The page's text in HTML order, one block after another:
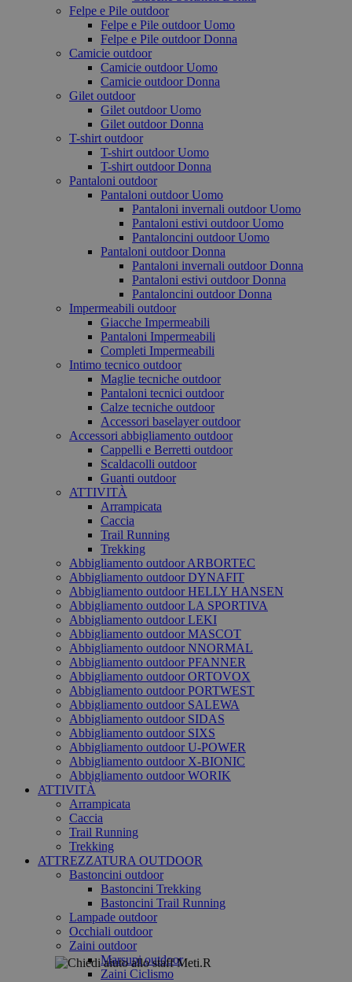
Felpe e Pile outdoor
Felpe e Pile outdoor Uomo
Felpe e Pile outdoor Donna
Camicie outdoor
Camicie outdoor Uomo
Camicie outdoor Donna
Gilet outdoor
Gilet outdoor Uomo
Gilet outdoor Donna
T-shirt outdoor
T-shirt outdoor Uomo
T-shirt outdoor Donna
Pantaloni outdoor
Pantaloni outdoor Uomo
Pantaloni invernali outdoor Uomo
Pantaloni estivi outdoor Uomo
Pantaloncini outdoor Uomo
Pantaloni outdoor Donna
Pantaloni invernali outdoor Donna
Pantaloni estivi outdoor Donna
Pantaloncini outdoor Donna
Impermeabili outdoor
Giacche Impermeabili
Pantaloni Impermeabili
Completi Impermeabili
Intimo tecnico outdoor
Maglie tecniche outdoor
Pantaloni tecnici outdoor
Calze tecniche outdoor
Accessori baselayer outdoor
Accessori abbigliamento outdoor
Cappelli e Berretti outdoor
Scaldacolli outdoor
Guanti outdoor
ATTIVITÀ
Arrampicata
Caccia
Trail Running
Trekking
Abbigliamento outdoor ARBORTEC
Abbigliamento outdoor DYNAFIT
Abbigliamento outdoor HELLY HANSEN
Abbigliamento outdoor LA SPORTIVA
Abbigliamento outdoor LEKI
Abbigliamento outdoor MASCOT
Abbigliamento outdoor NNORMAL
Abbigliamento outdoor PFANNER
Abbigliamento outdoor ORTOVOX
Abbigliamento outdoor PORTWEST
Abbigliamento outdoor SALEWA
Abbigliamento outdoor SIDAS
Abbigliamento outdoor SIXS
Abbigliamento outdoor U-POWER
Abbigliamento outdoor X-BIONIC
Abbigliamento outdoor WORIK
ATTIVITÀ
Arrampicata
Caccia
Trail Running
Trekking
ATTREZZATURA OUTDOOR
Bastoncini outdoor
Bastoncini Trekking
Bastoncini Trail Running
Lampade outdoor
Occhiali outdoor
Zaini outdoor
Marsupi outdoor
Zaini Ciclismo